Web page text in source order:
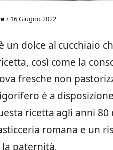
/ 16 Giugno 2022
è un dolce al cucchiaio
così come la
fresche non
è a
ricetta agli anni
romana e un
paternità.